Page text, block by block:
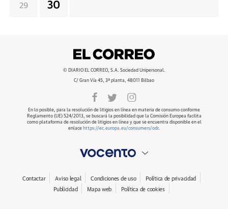
29 30
© DIARIO EL CORREO, S.A. Sociedad Unipersonal.
C/ Gran Vía 45, 3ª planta, 48011 Bilbao
En lo posible, para la resolución de litigios en línea en materia de consumo conforme
Reglamento (UE) 524/2013, se buscará la posibilidad que la Comisión Europea facilita
como plataforma de resolución de litigios en línea y que se encuentra disponible en el
enlace https://ec.europa.eu/consumers/odr.
Contactar Aviso legal Condiciones de uso
Política de privacidad
Publicidad
Mapa web Política de cookies